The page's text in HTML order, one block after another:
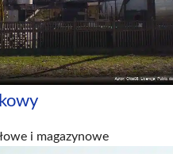
i magazynowe